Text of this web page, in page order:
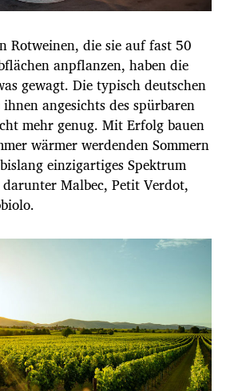
Rotweinen, die sie auf fast 50
anpflanzen, haben die
gewagt. Die typisch deutschen
angesichts des spürbaren
mehr genug. Mit Erfolg bauen
wärmer werdenden Sommern
einzigartiges Spektrum
Malbec, Petit Verdot,